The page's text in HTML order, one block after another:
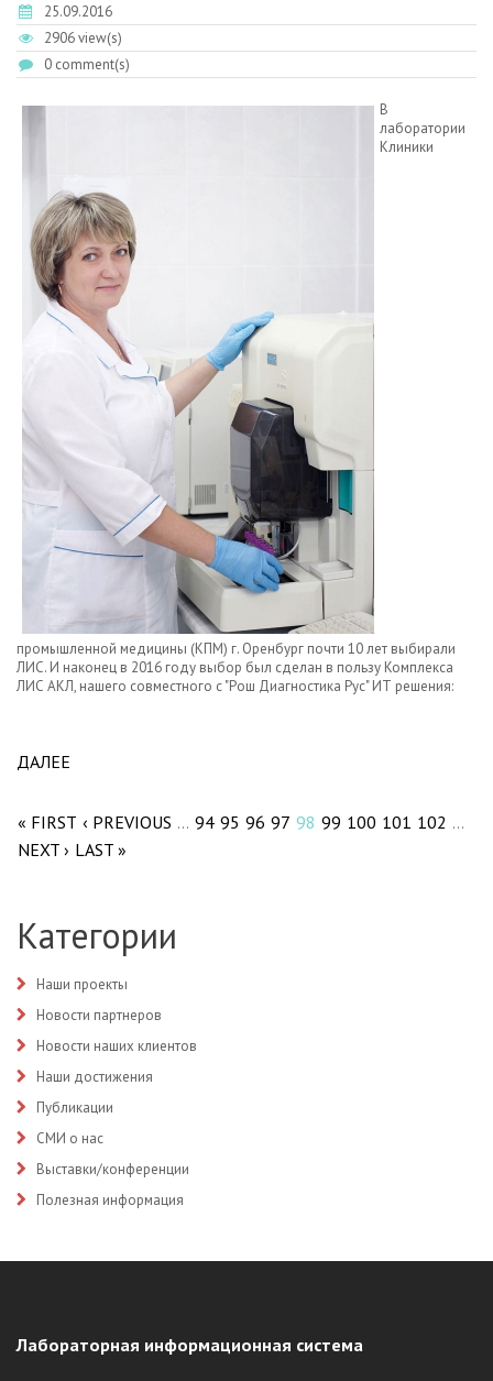
25.09.2016
2906 view(s)
0 comment(s)
В
лаборатории
Клиники
промышленной медицины (КПМ) г. Оренбург почти 10 лет выбирали
ЛИС. И наконец в 2016 году выбор был сделан в пользу Комплекса
ЛИС АКЛ​, нашего совместного с "Рош Диагностика Рус" ИТ решения:
ДАЛЕЕ
« FIRST ‹ PREVIOUS … 94 95 96 97 98 99 100 101 102 …
NEXT › LAST »
Категории
Наши проекты
Новости партнеров
Новости наших клиентов
Наши достижения
Публикации
СМИ о нас
Выставки/конференции
Полезная информация
Лабораторная информационная система